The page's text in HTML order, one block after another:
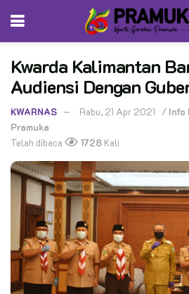
Kwarda Kalimantan
Audiensi Dengan
KWARNAS Rabu, 21 Apr 2021 / Info
Pramuka
Telah dibaca
1728 Kali